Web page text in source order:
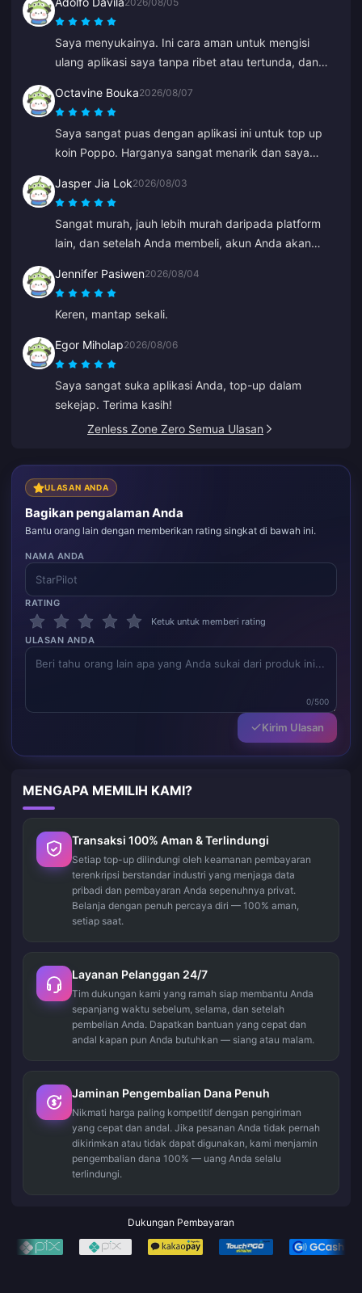
Saya menyukainya. Ini cara aman untuk mengisi
ulang aplikasi saya tanpa ribet atau tertunda, dan
Octavine Bouka2026/08/07
Saya sangat puas dengan aplikasi ini untuk top up
koin Poppo. Harganya sangat menarik dan saya
merekomendasikan ini kepada semua orang, terima
kasih.
Jasper Jia Lok2026/08/03
Sangat murah, jauh lebih murah daripada platform
lain, dan setelah Anda membeli, akun Anda akan
Jennifer Pasiwen2026/08/04
Keren, mantap sekali.
Egor Miholap2026/08/06
Saya sangat suka aplikasi Anda, top-up dalam
sekejap. Terima kasih!
Zenless Zone Zero Semua Ulasan
ULASAN ANDA
Bagikan pengalaman Anda
Bantu orang lain dengan memberikan rating singkat di bawah ini.
NAMA ANDA
RATING
Ketuk untuk memberi rating
ULASAN ANDA
0/500
Kirim Ulasan
MENGAPA MEMILIH KAMI?
Transaksi 100% Aman & Terlindungi
Setiap top-up dilindungi oleh keamanan pembayaran
terenkripsi berstandar industri yang menjaga data
pribadi dan pembayaran Anda sepenuhnya privat.
Belanja dengan penuh percaya diri — 100% aman,
setiap saat.
Layanan Pelanggan 24/7
Tim dukungan kami yang ramah siap membantu Anda
sepanjang waktu sebelum, selama, dan setelah
pembelian Anda. Dapatkan bantuan yang cepat dan
andal kapan pun Anda butuhkan — siang atau malam.
Jaminan Pengembalian Dana Penuh
Nikmati harga paling kompetitif dengan pengiriman
yang cepat dan andal. Jika pesanan Anda tidak pernah
dikirimkan atau tidak dapat digunakan, kami menjamin
pengembalian dana 100% — uang Anda selalu
terlindungi.
Dukungan Pembayaran